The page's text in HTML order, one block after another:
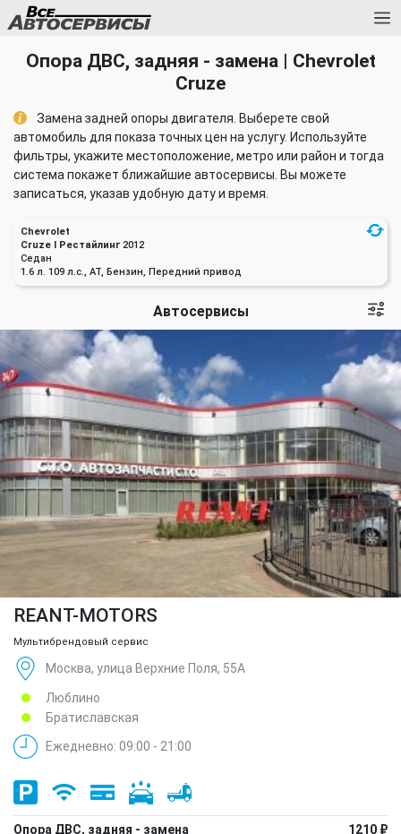
Опора ДВС, задняя - замена | Chevrolet
Cruze
Замена задней опоры двигателя. Выберете свой
автомобиль для показа точных цен на услугу. Используйте
фильтры, укажите местоположение, метро или район и тогда
система покажет ближайшие автосервисы. Вы можете
записаться, указав удобную дату и время.
Chevrolet
Cruze I Рестайлинг 2012
Седан
1.6 л. 109 л.с., AT, Бензин, Передний привод
Автосервисы
REANT-MOTORS
Мультибрендовый сервис
Москва, улица Верхние Поля, 55А
Люблино
Братиславская
Ежедневно: 09:00 - 21:00
Опора ДВС, задняя - замена 1210 ₽